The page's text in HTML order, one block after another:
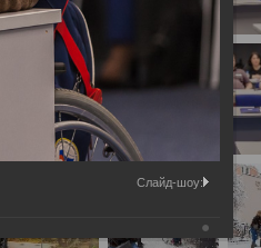
Слайд-шоу: